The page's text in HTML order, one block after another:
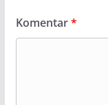
Komentar*